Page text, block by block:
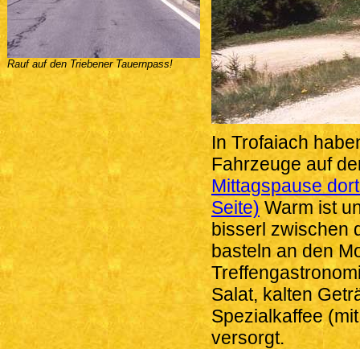
Rauf auf den Triebener Tauernpass!
In Trofaiach
Fahrzeuge auf
Mittagspause
Seite) Warm ist
bisserl zwischen
basteln an den
Salat, kalten
Spezialkaffee
versorgt.